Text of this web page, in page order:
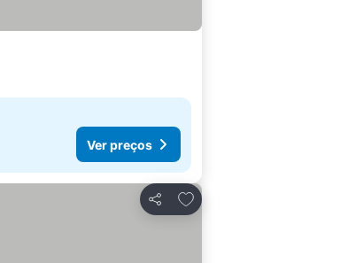
Ver preços
Partilhar
Adicionar aos favoritos